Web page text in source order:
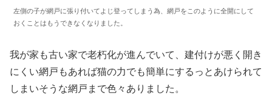
左側の子が網戸に張り付いてよじ登ってしまう為、網戸をこのように全開にして
おくことはもうできなくなりました。
我が家も古い家で老朽化が進んでいて、建付けが悪く開き
にくい網戸もあれば猫の力でも簡単にするっとあけられて
しまいそうな網戸まで色々ありました。